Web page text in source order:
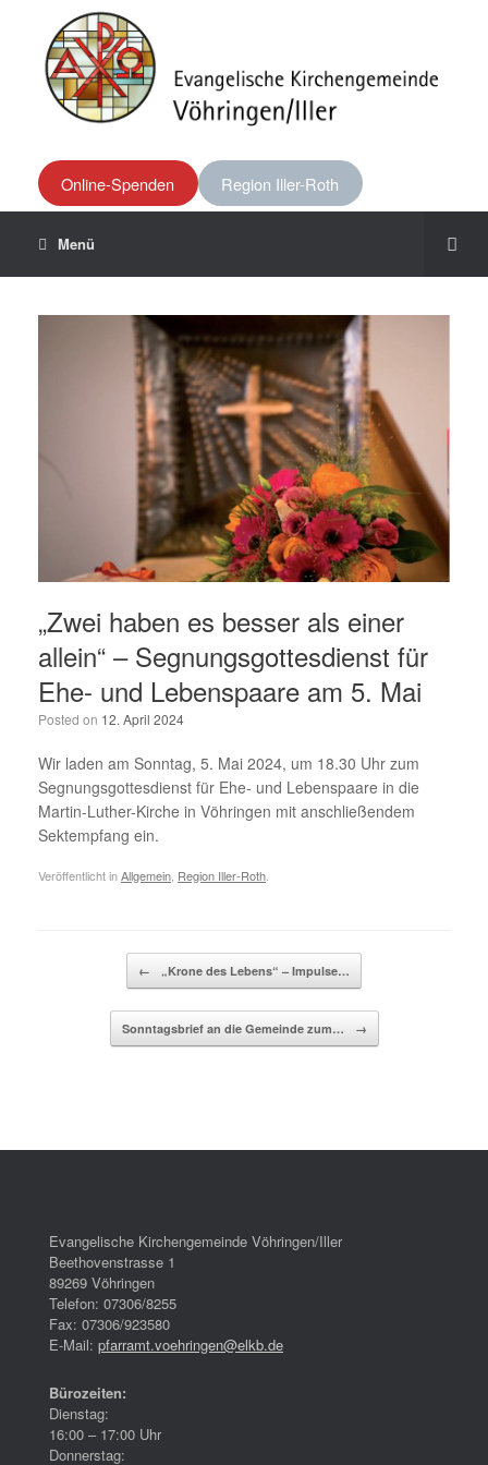
Online-Spenden Region Iller-Roth
Menü
„Zwei haben es besser als einer
allein“ – Segnungsgottesdienst für
Ehe- und Lebenspaare am 5. Mai
Posted on 12. April 2024
Wir laden am Sonntag, 5. Mai 2024, um 18.30 Uhr zum
Segnungsgottes­dienst für Ehe- und Lebenspaare in die
Martin-Luther-Kirche in Vöhringen mit anschließendem
Sektempfang ein.
Veröffentlicht inAllgemein Region Iller-Roth
← „Krone des Lebens“ – Impulse…
Sonntagsbrief an die Gemeinde zum… →
Evangelische Kirchengemeinde Vöhringen/Iller
Beethovenstrasse 1
89269 Vöhringen
Telefon: 07306/8255
Fax: 07306/923580
E-Mail: pfarramt.voehringen@elkb.de
Bürozeiten:
Dienstag:
16:00 – 17:00 Uhr
Donnerstag: